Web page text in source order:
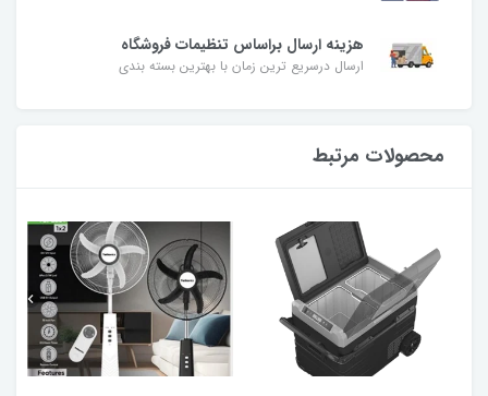
هزینه ارسال براساس تنظیمات فروشگاه
ارسال درسریع ترین زمان با بهترین بسته بندی
محصولات مرتبط